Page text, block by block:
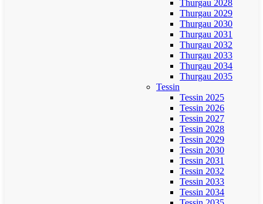
Thurgau 2028
Thurgau 2029
Thurgau 2030
Thurgau 2031
Thurgau 2032
Thurgau 2033
Thurgau 2034
Thurgau 2035
Tessin
Tessin 2025
Tessin 2026
Tessin 2027
Tessin 2028
Tessin 2029
Tessin 2030
Tessin 2031
Tessin 2032
Tessin 2033
Tessin 2034